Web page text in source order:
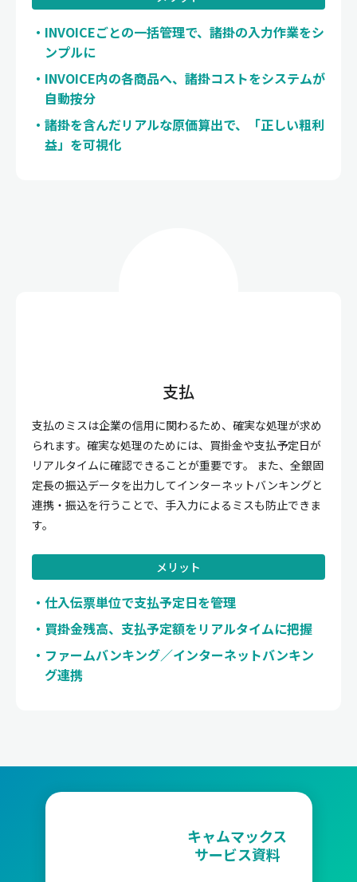
INVOICEごとの一括管理で、諸掛の入力作業をシ
ンプルに
INVOICE内の各商品へ、諸掛コストをシステムが
自動按分
諸掛を含んだリアルな原価算出で、「正しい粗利
益」を可視化
支払
支払のミスは企業の信用に関わるため、確実な処理が求め
られます。確実な処理のためには、買掛金や支払予定日が
リアルタイムに確認できることが重要です。 また、全銀固
定長の振込データを出力してインターネットバンキングと
連携・振込を行うことで、手入力によるミスも防止できま
す。
メリット
仕入伝票単位で支払予定日を管理
買掛金残高、支払予定額をリアルタイムに把握
ファームバンキング／インターネットバンキン
グ連携
キャムマックス
サービス資料